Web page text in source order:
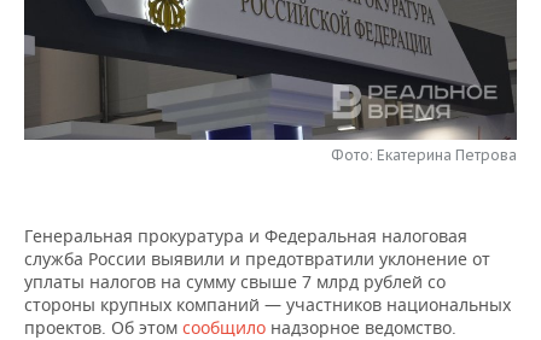
НЕФТЕХИМИЯ
НЕФТЬ
ОПК
РОЗНИЧНАЯ ТОРГОВЛЯ
НОВОСТИ ТЕХНОЛОГИЙ
МЕРОПРИЯТИЯ
НОВОСТИ МЕРОПРИЯТИЙ
ONLINE-КОНФЕРЕНЦИИ
ОТКРЫТАЯ ЛЕКЦИЯ
ХОККЕЙ
БАСКЕТБОЛ
ВЛАСТЬ
ИНФРАСТРУКТУРА
СЮЖЕТЫ
СПРАВОЧНИК
Фото: Екатерина Петрова
Генеральная прокуратура и Федеральная налоговая
служба России выявили и предотвратили уклонение от
уплаты налогов на сумму свыше 7 млрд рублей со
стороны крупных компаний — участников национальных
проектов. Об этом сообщило надзорное ведомство.